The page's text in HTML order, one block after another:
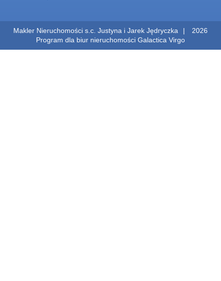
Makler Nieruchomości s.c. Justyna i Jarek Jędryczka
2026
Program dla biur nieruchomości Galactica Virgo